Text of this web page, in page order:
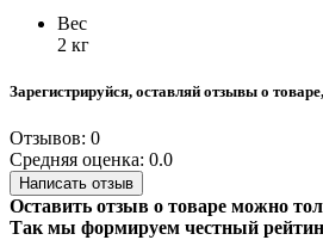
Вес
2 кг
Зарегистрируйся, оставляй отзывы о
Отзывов: 0
Средняя оценка: 0.0
Написать отзыв
Оставить отзыв о товаре можно
Так мы формируем честный